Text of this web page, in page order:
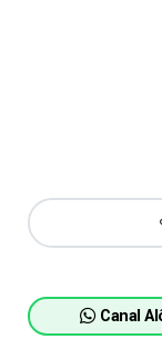
Canal